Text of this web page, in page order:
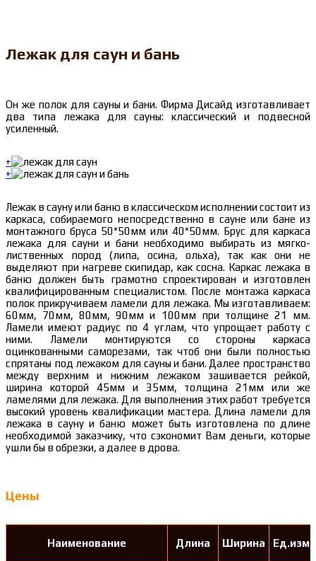
Лежак для саун и бань
Он же полок для сауны и бани. Фирма Дисайд изготавливает
два типа лежака для сауны: классический и подвесной
усиленный.
+
+
Лежак в сауну или баню в классическом исполнении состоит из
каркаса, собираемого непосредственно в сауне или бане из
монтажного бруса 50*50мм или 40*50мм. Брус для каркаса
лежака для сауни и бани необходимо выбирать из мягко-
лиственных пород (липа, осина, ольха), так как они не
выделяют при нагреве скипидар, как сосна. Каркас лежака в
баню должен быть грамотно спроектирован и изготовлен
квалифицированным специалистом. После монтажа каркаса
полок прикручиваем ламели для лежака. Мы изготавливаем:
60мм, 70мм, 80мм, 90мм и 100мм при толщине 21 мм.
Ламели имеют радиус по 4 углам, что упрощает работу с
ними. Ламели монтируются со стороны каркаса
оцинкованными саморезами, так чтоб они были полностью
спрятаны под лежаком для сауны и бани. Далее пространство
между верхним и нижним лежаком зашивается рейкой,
ширина которой 45мм и 35мм, толщина 21мм или же
ламелями для лежака. Для выполнения этих работ требуется
высокий уровень квалификации мастера. Длина ламели для
лежака в сауну и баню может быть изготовлена по длине
необходимой заказчику, что сэкономит Вам деньги, которые
ушли бы в обрезки, а далее в дрова.
Цены
Наименование Длина Ширина Ед.изм.